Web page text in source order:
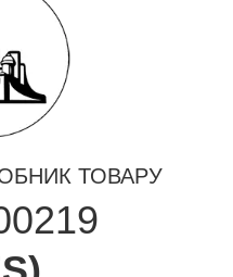
ТОВАРУ